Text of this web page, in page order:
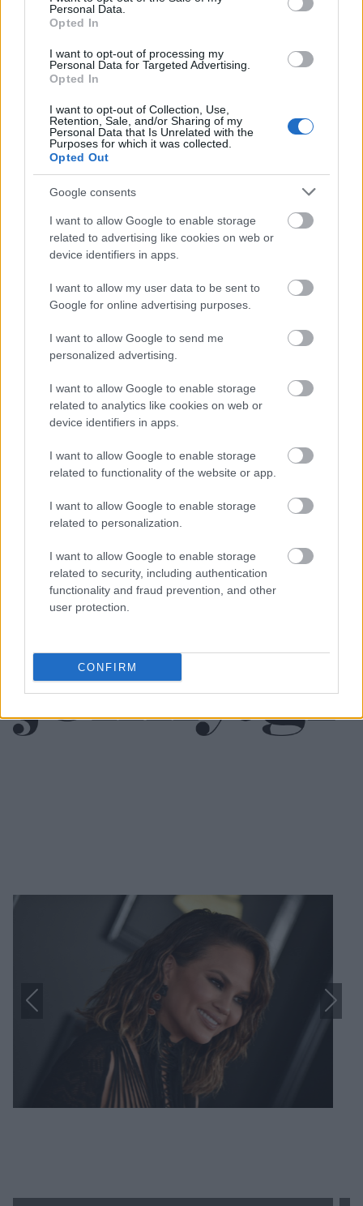
Personal Data.
Opted In
I want to opt-out of processing my
Personal Data for Targeted Advertising.
Opted In
I want to opt-out of Collection, Use,
Retention, Sale, and/or Sharing of my
Personal Data that Is Unrelated with the
Purposes for which it was collected.
Opted Out
Google consents
I want to allow Google to enable storage
related to advertising like cookies on web or
device identifiers in apps.
I want to allow my user data to be sent to
Google for online advertising purposes.
I want to allow Google to send me
personalized advertising.
I want to allow Google to enable storage
related to analytics like cookies on web or
device identifiers in apps.
I want to allow Google to enable storage
related to functionality of the website or app.
I want to allow Google to enable storage
related to personalization.
I want to allow Google to enable storage
related to security, including authentication
functionality and fraud prevention, and other
user protection.
CONFIRM